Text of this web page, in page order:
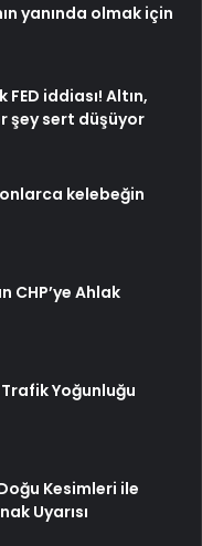
yanında olmak için
iddiası! Altın,
şey sert düşüyor
kelebeğin
CHP’ye Ahlak
Yoğunluğu
Kesimleri ile
Uyarısı